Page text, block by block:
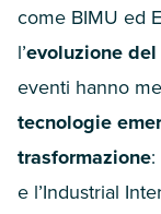
come BIMU ed
l’evoluzione
eventi hanno
tecnologie
trasformazione
e l’Industrial